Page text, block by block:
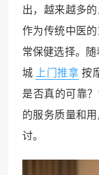
出，越来越多
作为传统中医
常保健选择。
城 上门推拿 按
是否真的可靠
的服务质量和
讨。